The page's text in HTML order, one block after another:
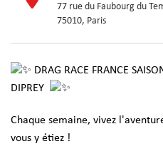
77 rue du Faubourg du
75010, Paris
DRAG RACE FRANCE
DIPREY
Chaque semaine, vivez
vous y étiez !